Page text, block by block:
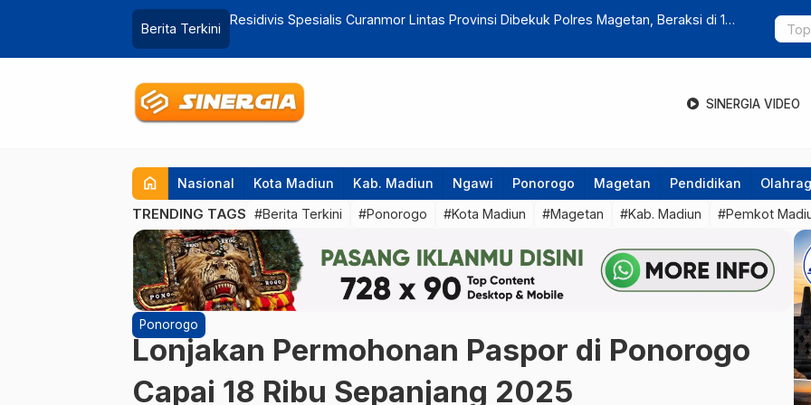
Berita Terkini
Baru Raih Adipura, Magetan Malah Banjir ! Saluran Irigasi Penuh Sampah Jadi Biang
Jamaah
SINERGIA VIDEO
home Nasional Kota Madiun Kab. Madiun Ngawi Ponorogo Magetan Pendidikan
TRENDING TAGS #Berita Terkini #Ponorogo #Kota Madiun #Magetan #Kab. Madiun #Pemkot
Ponorogo
Lonjakan Permohonan Paspor di Ponorogo
Capai 18 Ribu Sepanjang 2025